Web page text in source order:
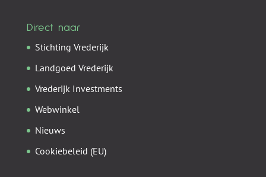
Direct naar
Stichting Vrederijk
Landgoed Vrederijk
Vrederijk Investments
Webwinkel
Nieuws
Cookiebeleid (EU)